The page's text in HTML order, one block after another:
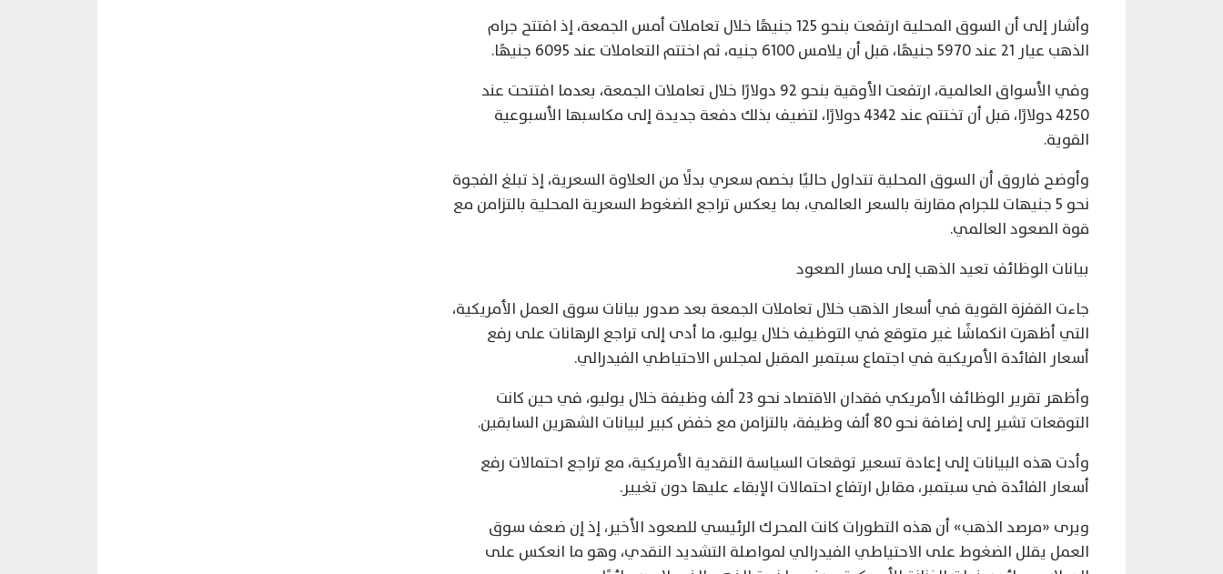
وأشار إلى أن السوق المحلية ارتفعت بنحو 125 جنيهًا خلال تعاملات أمس الجمعة، إذ افتتح جرام
الذهب عيار 21 عند 5970 جنيهًا، قبل أن يلامس 6100 جنيه، ثم اختتم التعاملات عند 6095 جنيهًا.
وفي الأسواق العالمية، ارتفعت الأوقية بنحو 92 دولارًا خلال تعاملات الجمعة، بعدما افتتحت عند
4250 دولارًا، قبل أن تختتم عند 4342 دولارًا، لتضيف بذلك دفعة جديدة إلى مكاسبها الأسبوعية
القوية.
وأوضح فاروق أن السوق المحلية تتداول حاليًا بخصم سعري بدلًا من العلاوة السعرية، إذ تبلغ الفجوة
نحو 5 جنيهات للجرام مقارنة بالسعر العالمي، بما يعكس تراجع الضغوط السعرية المحلية بالتزامن مع
قوة الصعود العالمي.
بيانات الوظائف تعيد الذهب إلى مسار الصعود
جاءت القفزة القوية في أسعار الذهب خلال تعاملات الجمعة بعد صدور بيانات سوق العمل الأمريكية،
التي أظهرت انكماشًا غير متوقع في التوظيف خلال يوليو، ما أدى إلى تراجع الرهانات على رفع
أسعار الفائدة الأمريكية في اجتماع سبتمبر المقبل لمجلس الاحتياطي الفيدرالي.
وأظهر تقرير الوظائف الأمريكي فقدان الاقتصاد نحو 23 ألف وظيفة خلال يوليو، في حين كانت
التوقعات تشير إلى إضافة نحو 80 ألف وظيفة، بالتزامن مع خفض كبير لبيانات الشهرين السابقين.
وأدت هذه البيانات إلى إعادة تسعير توقعات السياسة النقدية الأمريكية، مع تراجع احتمالات رفع
أسعار الفائدة في سبتمبر، مقابل ارتفاع احتمالات الإبقاء عليها دون تغيير.
ويرى «مرصد الذهب» أن هذه التطورات كانت المحرك الرئيسي للصعود الأخير، إذ إن ضعف سوق
العمل يقلل الضغوط على الاحتياطي الفيدرالي لمواصلة التشديد النقدي، وهو ما انعكس على